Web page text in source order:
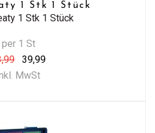
1 Stk 1 Stück
1 Stk 1 Stück
per 1 St
39,99
MwSt